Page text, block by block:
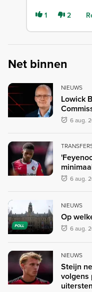
1 2
Net binnen
NIEUWS
Lowick
6 aug.
6 aug.
POLL
NIEUWS
Op
6 aug.
NIEUWS
Steijn
volgens